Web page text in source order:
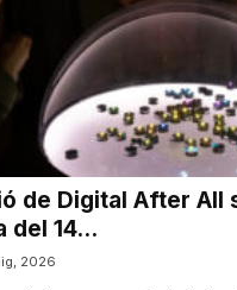
de Digital After All
del 14...
2026